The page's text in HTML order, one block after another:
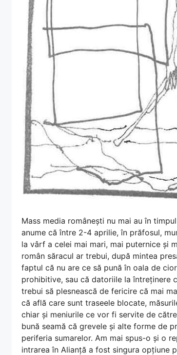
Mass media românești nu mai au în
anume că între 2-4 aprilie, în prăfosul,
la vârf a celei mai mari, mai puternice și
român săracul ar trebui, după mintea
faptul că nu are ce să pună în oala de
prohibitive, sau că datoriile la întreținere
trebui să plesnească de fericire că mai
că află care sunt traseele blocate,
chiar și meniurile ce vor fi servite de
bună seamă că grevele și alte forme de
periferia sumarelor. Am mai spus-o și o
intrarea în Alianță a fost singura opțiune